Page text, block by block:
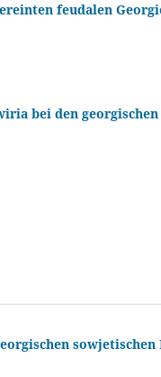
feudalen
bei den